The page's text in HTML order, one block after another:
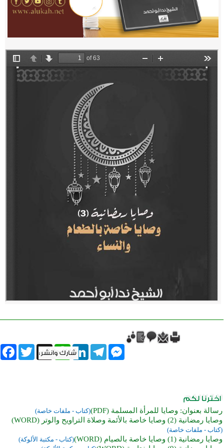
Twitter X
WhatsAppLinkedInTelegram
Messenger
رسالة بعنوان: وصايا للمرأة المسلمة (PDF) (كتاب - ملفات خاصة)
وصايا رمضانية (2) وصايا خاصة بالأئمة وصلاة التراويح والوتر (WORD)
(كتاب - ملفات خاصة)
وصايا رمضانية (1) وصايا خاصة بالصيام (WORD) (كتاب - مكتبة الألوكة)